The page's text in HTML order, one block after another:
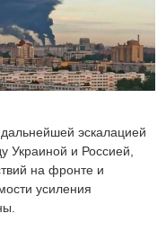
эскалацией
Украиной и Россией,
на фронте и
усиления